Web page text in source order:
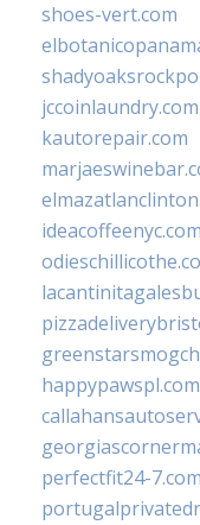
shoes-vert.com
jccoinlaundry.com
kautorepair.com
ideacoffeenyc.com
happypawspl.com
perfectfit24-7.com